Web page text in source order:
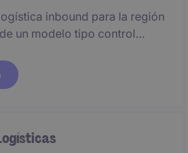
inbound para la región
un modelo tipo control
y terrestre) y asegurando su
to-end. El rol combina
y cumplimiento de KPIs